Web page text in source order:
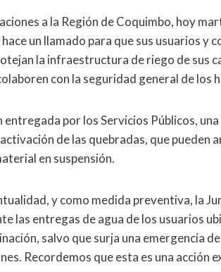
a la Región de Coquimbo, hoy
un llamado para que sus usuarios y
la infraestructura de riego de sus
con la seguridad general de
por los Servicios Públicos,
de las quebradas, que
en suspensión.
y como medida preventiva, la
las entregas de agua de los usuarios
salvo que surja una emergencia
Recordemos que esta es una acción